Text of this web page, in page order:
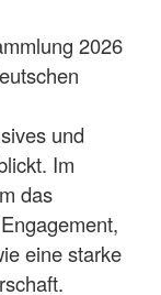
2026
und
Im
das
eine starke